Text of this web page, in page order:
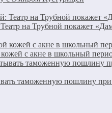
на Трубной покажет
с акне в школьный
таможенную пошлину при